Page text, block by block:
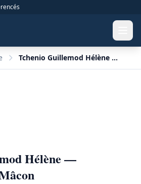
Tchenio Guillemod Hélène — Psychologue à Mâcon
Hélène —